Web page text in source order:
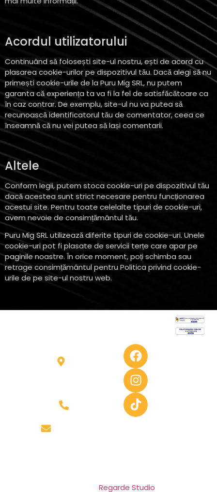
Acordul utilizatorului
Continuând să folosești site-ul nostru, ești de acord cu
plasarea cookie-urilor pe dispozitivul tău. Dacă alegi să nu
primești cookie-urile de la Puru Mig SRL, nu putem
garanta că experiența ta va fi la fel de satisfăcătoare ca
în caz contrar. De exemplu, site-ul nu va putea să
recunoască identificatorul tău de comentator, ceea ce
înseamnă că nu vei putea să lași comentarii.
Altele
Conform legii, putem stoca cookie-uri pe dispozitivul tău
dacă acestea sunt strict necesare pentru funcționarea
acestui site. Pentru toate celelalte tipuri de cookie-uri,
avem nevoie de consimțământul tău.
Puru Mig SRL utilizează diferite tipuri de cookie-uri. Unele
cookie-uri pot fi plasate de servicii terțe care apar pe
paginile noastre. În orice moment, poți schimba sau
retrage consimțământul pentru Politica privind cookie-
urile de pe site-ul nostru web.
Regarde Studio